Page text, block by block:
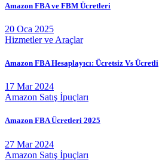
Amazon FBA ve FBM Ücretleri
20 Oca 2025
Hizmetler ve Araçlar
Amazon FBA Hesaplayıcı: Ücretsiz Vs Ücretli
17 Mar 2024
Amazon Satış İpuçları
Amazon FBA Ücretleri 2025
27 Mar 2024
Amazon Satış İpuçları